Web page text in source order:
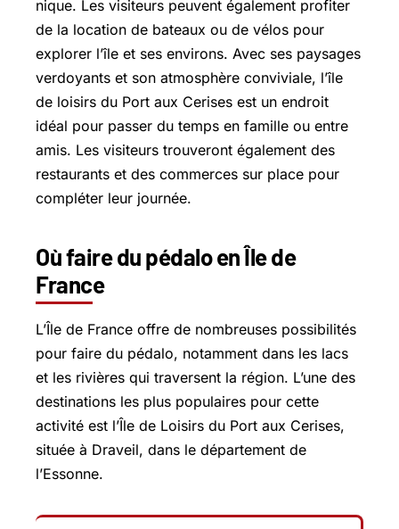
nique. Les visiteurs peuvent également profiter
de la location de bateaux ou de vélos pour
explorer l’île et ses environs. Avec ses paysages
verdoyants et son atmosphère conviviale, l’île
de loisirs du Port aux Cerises est un endroit
idéal pour passer du temps en famille ou entre
amis. Les visiteurs trouveront également des
restaurants et des commerces sur place pour
compléter leur journée.
Où faire du pédalo en Île de
France
L’Île de France offre de nombreuses possibilités
pour faire du pédalo, notamment dans les lacs
et les rivières qui traversent la région. L’une des
destinations les plus populaires pour cette
activité est l’Île de Loisirs du Port aux Cerises,
située à Draveil, dans le département de
l’Essonne.